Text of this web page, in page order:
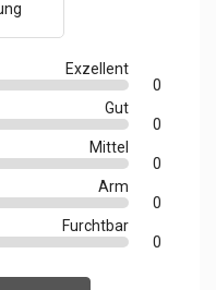
Exzellent
0
Gut
0
Mittel
0
Arm
0
Furchtbar
0